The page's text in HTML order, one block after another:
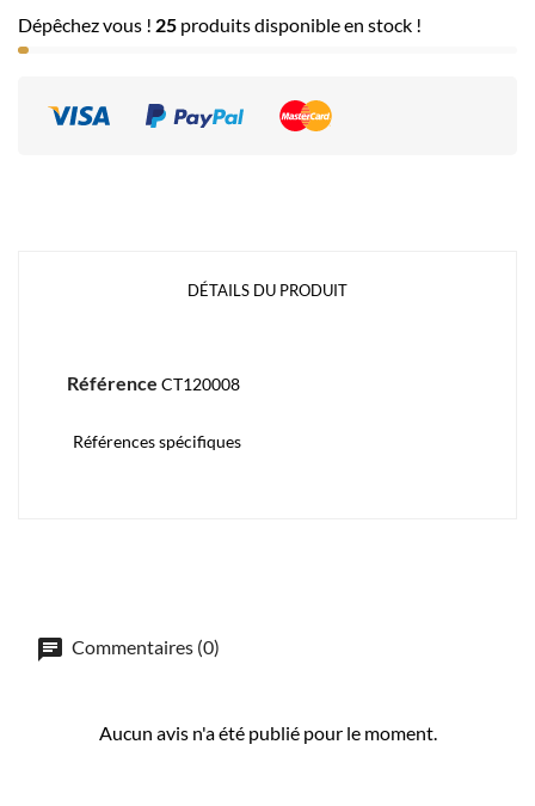
Dépêchez vous ! 25 produits disponible en stock !
DÉTAILS DU PRODUIT
Référence CT120008
Références spécifiques
Commentaires (0)
Aucun avis n'a été publié pour le moment.